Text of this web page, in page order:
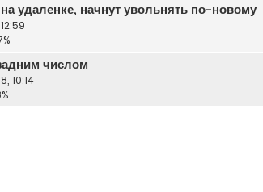
удаленке, начнут увольнять по-новому
числом
10:14